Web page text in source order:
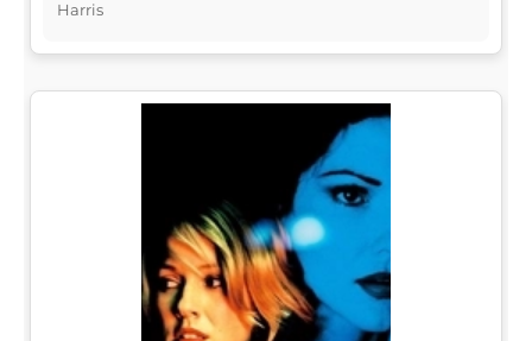
Harris